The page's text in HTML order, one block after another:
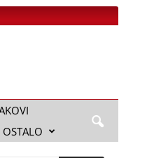
OSTALO